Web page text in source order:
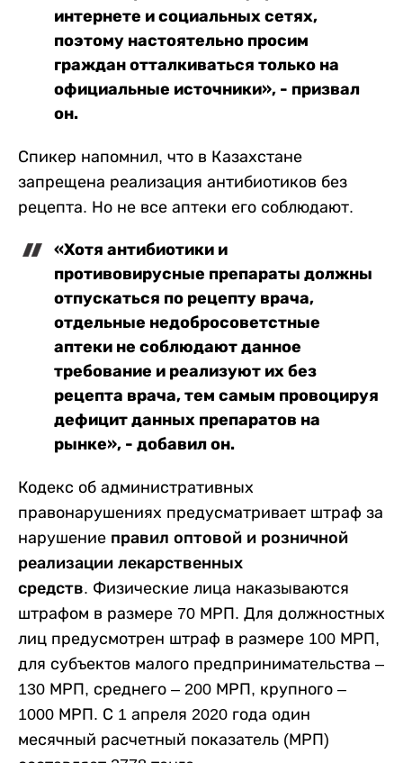
интернете и социальных сетях,
поэтому настоятельно просим
граждан отталкиваться только на
официальные источники», - призвал
он.
Спикер напомнил, что в Казахстане
запрещена реализация антибиотиков без
рецепта. Но не все аптеки его соблюдают.
«Хотя антибиотики и
противовирусные препараты должны
отпускаться по рецепту врача,
отдельные недобросоветстные
аптеки не соблюдают данное
требование и реализуют их без
рецепта врача, тем самым провоцируя
дефицит данных препаратов на
рынке», - добавил он.
Кодекс об административных
правонарушениях предусматривает штраф за
нарушение правил оптовой и розничной
реализации лекарственных
средств. Физические лица наказываются
штрафом в размере 70 МРП. Для должностных
лиц предусмотрен штраф в размере 100 МРП,
для субъектов малого предпринимательства –
130 МРП, среднего – 200 МРП, крупного –
1000 МРП. С 1 апреля 2020 года один
месячный расчетный показатель (МРП)